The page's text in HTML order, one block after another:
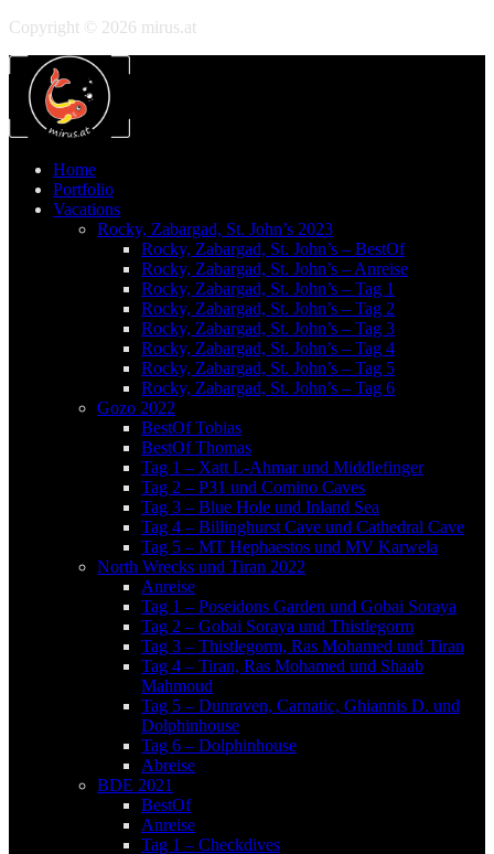
Copyright © 2026 mirus.at
Home
Portfolio
Vacations
Rocky, Zabargad, St. John’s 2023
Rocky, Zabargad, St. John’s – BestOf
Rocky, Zabargad, St. John’s – Anreise
Rocky, Zabargad, St. John’s – Tag 1
Rocky, Zabargad, St. John’s – Tag 2
Rocky, Zabargad, St. John’s – Tag 3
Rocky, Zabargad, St. John’s – Tag 4
Rocky, Zabargad, St. John’s – Tag 5
Rocky, Zabargad, St. John’s – Tag 6
Gozo 2022
BestOf Tobias
BestOf Thomas
Tag 1 – Xatt L-Ahmar und Middlefinger
Tag 2 – P31 und Comino Caves
Tag 3 – Blue Hole und Inland Sea
Tag 4 – Billinghurst Cave und Cathedral Cave
Tag 5 – MT Hephaestos und MV Karwela
North Wrecks und Tiran 2022
Anreise
Tag 1 – Poseidons Garden und Gobai Soraya
Tag 2 – Gobai Soraya und Thistlegorm
Tag 3 – Thistlegorm, Ras Mohamed und Tiran
Tag 4 – Tiran, Ras Mohamed und Shaab
Mahmoud
Tag 5 – Dunraven, Carnatic, Ghiannis D. und
Dolphinhouse
Tag 6 – Dolphinhouse
Abreise
BDE 2021
BestOf
Anreise
Tag 1 – Checkdives